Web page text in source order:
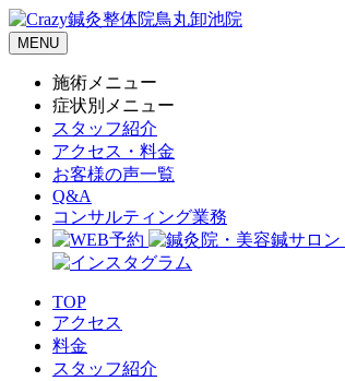
MENU
施術メニュー
症状別メニュー
スタッフ紹介
アクセス・料金
お客様の声一覧
Q&A
コンサルティング業務
TOP
アクセス
料金
スタッフ紹介